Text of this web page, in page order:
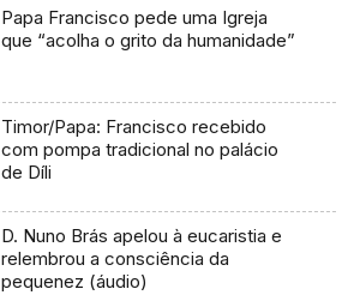
Papa Francisco pede uma Igreja
que “acolha o grito da humanidade”
Timor/Papa: Francisco recebido
com pompa tradicional no palácio
de Díli
D. Nuno Brás apelou à eucaristia e
relembrou a consciência da
pequenez (áudio)